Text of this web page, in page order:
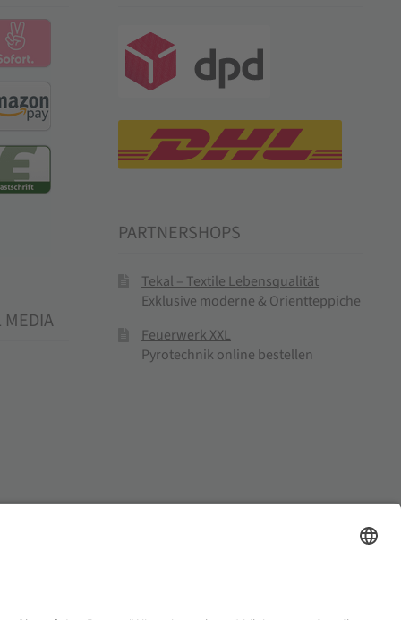
MEDIA
PARTNERSHOPS
Tekal – Textile Lebensqualität
Exklusive moderne & Orientteppiche
Feuerwerk XXL
Pyrotechnik online bestellen